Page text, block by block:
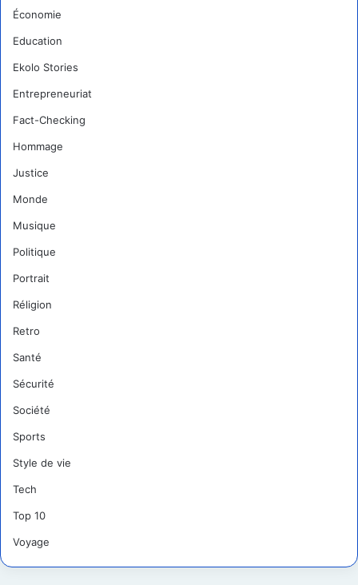
Économie
Education
Ekolo Stories
Entrepreneuriat
Fact-Checking
Hommage
Justice
Monde
Musique
Politique
Portrait
Réligion
Retro
Santé
Sécurité
Société
Sports
Style de vie
Tech
Top 10
Voyage